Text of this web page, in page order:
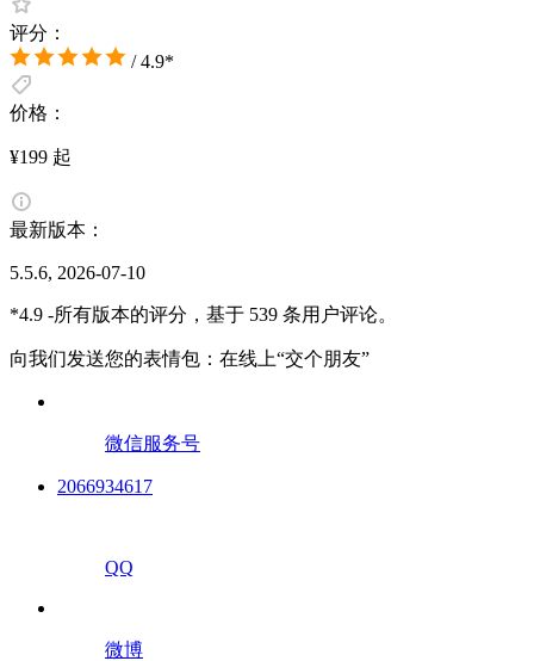
评分：
/ 4.9*
价格：
¥199 起
最新版本：
5.5.6, 2026-07-10
*4.9 -所有版本的评分，基于 539 条用户评论。
向我们发送您的表情包：在线上“交个朋友”
微信服务号
2066934617
QQ
微博